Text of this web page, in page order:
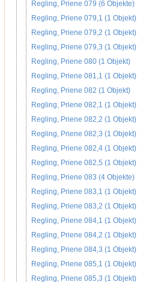
Regling, Priene 079 (6 Objekte)
Regling, Priene 079,1 (1 Objekt)
Regling, Priene 079,2 (1 Objekt)
Regling, Priene 079,3 (1 Objekt)
Regling, Priene 080 (1 Objekt)
Regling, Priene 081,1 (1 Objekt)
Regling, Priene 082 (1 Objekt)
Regling, Priene 082,1 (1 Objekt)
Regling, Priene 082,2 (1 Objekt)
Regling, Priene 082,3 (1 Objekt)
Regling, Priene 082,4 (1 Objekt)
Regling, Priene 082,5 (1 Objekt)
Regling, Priene 083 (4 Objekte)
Regling, Priene 083,1 (1 Objekt)
Regling, Priene 083,2 (1 Objekt)
Regling, Priene 084,1 (1 Objekt)
Regling, Priene 084,2 (1 Objekt)
Regling, Priene 084,3 (1 Objekt)
Regling, Priene 085,1 (1 Objekt)
Regling, Priene 085,3 (1 Objekt)